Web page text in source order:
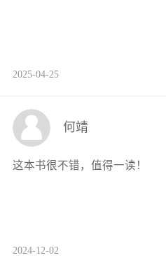
2025-04-25
何靖
这本书很不错，值得一读！
2024-12-02